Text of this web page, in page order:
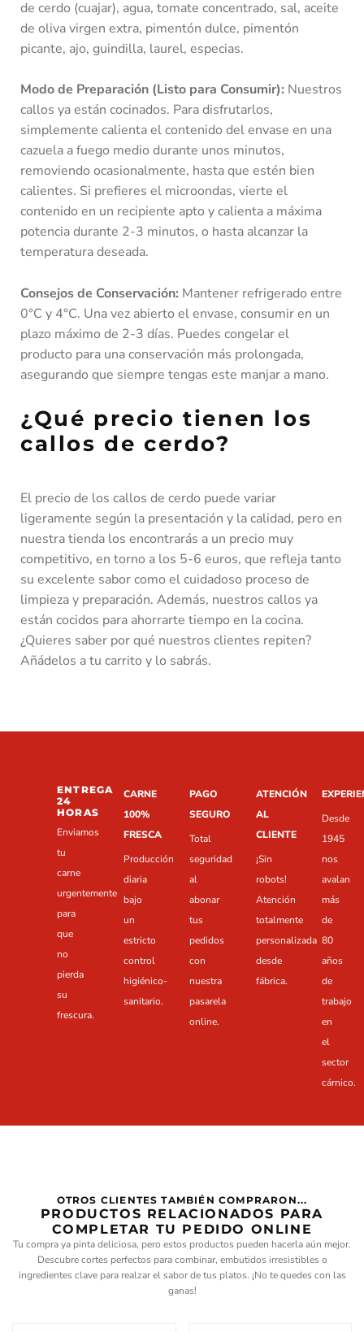
de cerdo (cuajar), agua, tomate concentrado, sal, aceite
de oliva virgen extra, pimentón dulce, pimentón
picante, ajo, guindilla, laurel, especias.
Modo de Preparación (Listo para Consumir): Nuestros
callos ya están cocinados. Para disfrutarlos,
simplemente calienta el contenido del envase en una
cazuela a fuego medio durante unos minutos,
removiendo ocasionalmente, hasta que estén bien
calientes. Si prefieres el microondas, vierte el
contenido en un recipiente apto y calienta a máxima
potencia durante 2-3 minutos, o hasta alcanzar la
temperatura deseada.
Consejos de Conservación: Mantener refrigerado entre
0°C y 4°C. Una vez abierto el envase, consumir en un
plazo máximo de 2-3 días. Puedes congelar el
producto para una conservación más prolongada,
asegurando que siempre tengas este manjar a mano.
¿Qué precio tienen los
callos de cerdo?
El precio de los callos de cerdo puede variar
ligeramente según la presentación y la calidad, pero en
nuestra tienda los encontrarás a un precio muy
competitivo, en torno a los 5-6 euros, que refleja tanto
su excelente sabor como el cuidadoso proceso de
limpieza y preparación. Además, nuestros callos ya
están cocidos para ahorrarte tiempo en la cocina.
¿Quieres saber por qué nuestros clientes repiten?
Añádelos a tu carrito y lo sabrás.
ENTREGA
24
HORAS
Enviamos
tu
carne
urgentemente
para
que
no
pierda
su
frescura.
CARNE
100%
FRESCA
Producción
diaria
bajo
un
estricto
control
higiénico-
sanitario.
PAGO
SEGURO
Total
seguridad
al
abonar
tus
pedidos
con
nuestra
pasarela
online.
ATENCIÓN
AL
CLIENTE
¡Sin
robots!
Atención
totalmente
personalizada
desde
fábrica.
Desde
1945
nos
avalan
más
de
80
años
de
trabajo
en
el
sector
cárnico.
OTROS CLIENTES TAMBIÉN COMPRARON...
PRODUCTOS RELACIONADOS PARA
COMPLETAR TU PEDIDO ONLINE
Tu compra ya pinta deliciosa, pero estos productos pueden hacerla aún mejor.
Descubre cortes perfectos para combinar, embutidos irresistibles o
ingredientes clave para realzar el sabor de tus platos. ¡No te quedes con las
ganas!